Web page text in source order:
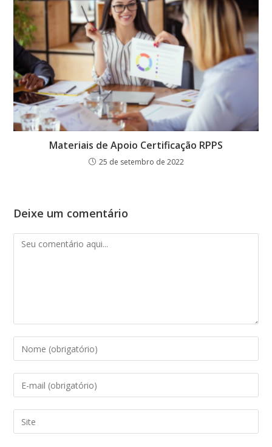
Materiais de Apoio Certificação RPPS
25 de setembro de 2022
Deixe um comentário
Comentário
Digite
seu
nome
ou
de
usuário
Digite
seu
endereço
de
Digite
o